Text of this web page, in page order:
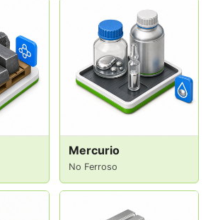
Mercurio
No Ferroso